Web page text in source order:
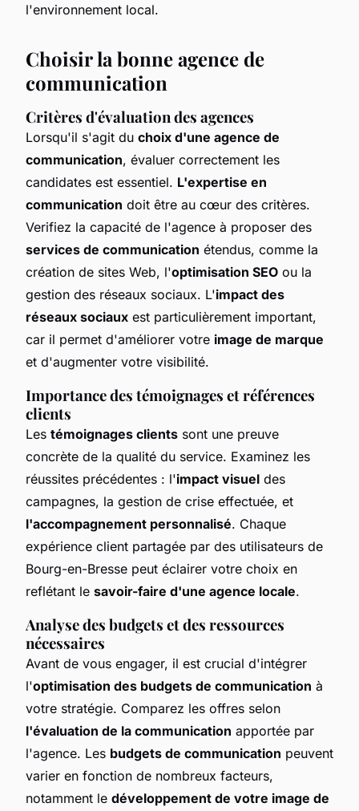
l'environnement local.
Choisir la bonne agence de
communication
Critères d'évaluation des agences
Lorsqu'il s'agit du choix d'une agence de
communication, évaluer correctement les
candidates est essentiel. L'expertise en
communication doit être au cœur des critères.
Verifiez la capacité de l'agence à proposer des
services de communication étendus, comme la
création de sites Web, l'optimisation SEO ou la
gestion des réseaux sociaux. L'impact des
réseaux sociaux est particulièrement important,
car il permet d'améliorer votre image de marque
et d'augmenter votre visibilité.
Importance des témoignages et références
clients
Les témoignages clients sont une preuve
concrète de la qualité du service. Examinez les
réussites précédentes : l'impact visuel des
campagnes, la gestion de crise effectuée, et
l'accompagnement personnalisé. Chaque
expérience client partagée par des utilisateurs de
Bourg-en-Bresse peut éclairer votre choix en
reflétant le savoir-faire d'une agence locale.
Analyse des budgets et des ressources
nécessaires
Avant de vous engager, il est crucial d'intégrer
l'optimisation des budgets de communication à
votre stratégie. Comparez les offres selon
l'évaluation de la communication apportée par
l'agence. Les budgets de communication peuvent
varier en fonction de nombreux facteurs,
notamment le développement de votre image de